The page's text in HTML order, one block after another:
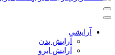
آرایشی
آرایش بدن
آرایش ابرو